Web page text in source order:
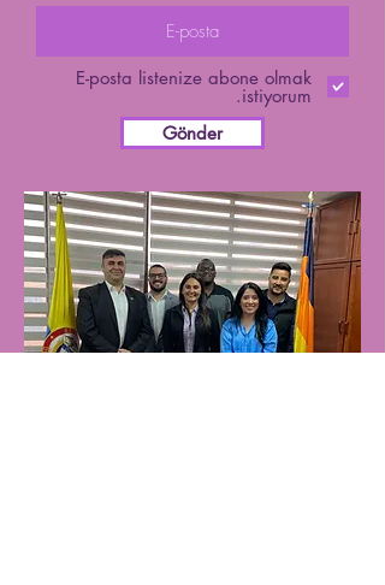
E-posta listenize abone olmak
istiyorum.
Gönder